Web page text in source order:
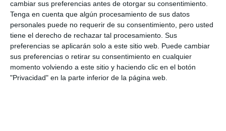
cambiar sus preferencias antes de otorgar su consentimiento.
Tenga en cuenta que algún procesamiento de sus datos
personales puede no requerir de su consentimiento, pero usted
tiene el derecho de rechazar tal procesamiento. Sus
preferencias se aplicarán solo a este sitio web. Puede cambiar
sus preferencias o retirar su consentimiento en cualquier
momento volviendo a este sitio y haciendo clic en el botón
"Privacidad" en la parte inferior de la página web.